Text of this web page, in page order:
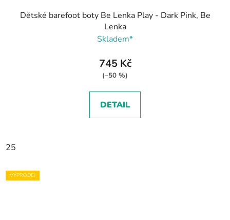
Dětské barefoot boty Be Lenka Play - Dark Pink, Be
Lenka
Skladem*
745 Kč
(–50 %)
DETAIL
25
VÝPRODEJ